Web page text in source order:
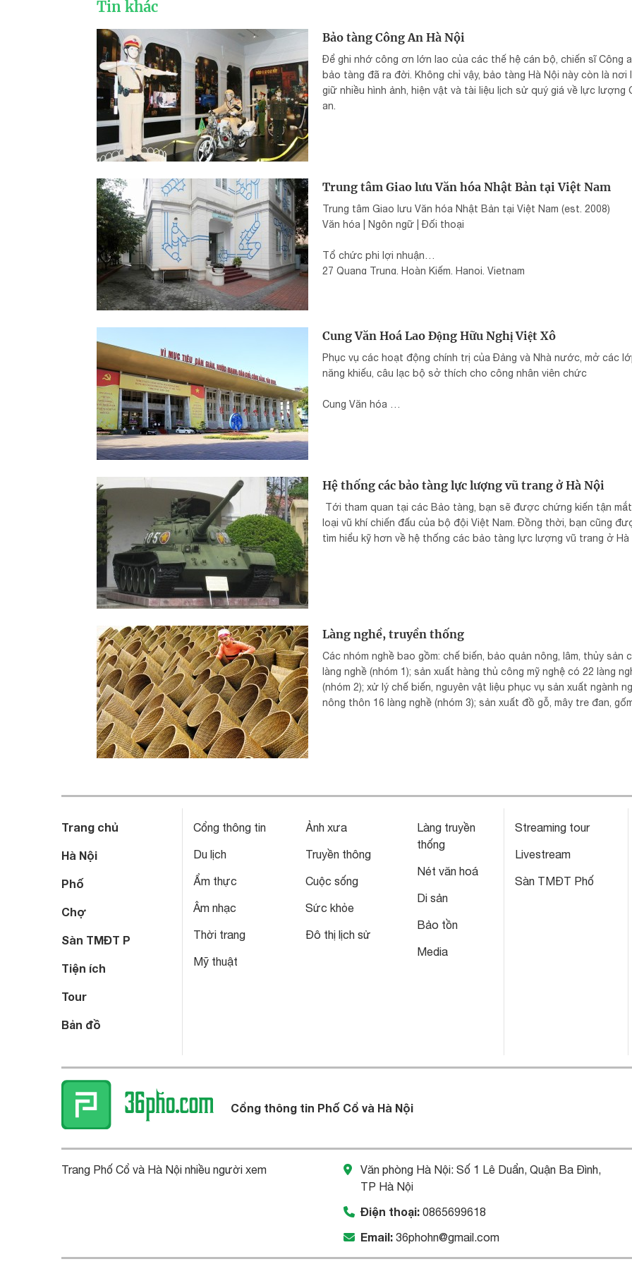
Tin khác
Bảo tàng Công An Hà Nội
Để ghi nhớ công ơn lớn lao của các thế hệ cán bộ, chiến sĩ Công
bảo tàng đã ra đời. Không chỉ vậy, bảo tàng Hà Nội này còn là nơi
giữ nhiều hình ảnh, hiện vật và tài liệu lịch sử quý giá về lực lượng
an.
Trung tâm Giao lưu Văn hóa Nhật Bản tại Việt Nam
Trung tâm Giao lưu Văn hóa Nhật Bản tại Việt Nam (est. 2008)
Văn hóa | Ngôn ngữ | Đối thoại
Tổ chức phi lợi nhuận
27 Quang Trung, Hoàn Kiếm, Hanoi, Vietnam
hn.jpf.go.jp
Cung Văn Hoá Lao Động Hữu Nghị Việt Xô
Phục vụ các hoạt động chính trị của Đảng và Nhà nước, mở các
năng khiếu, câu lạc bộ sở thích cho công nhân viên chức
Cung Văn hóa
Hệ thống các bảo tàng lực lượng vũ trang ở Hà Nội
Tới tham quan tại các Bảo tàng, bạn sẽ được chứng kiến tận
loại vũ khí chiến đấu của bộ đội Việt Nam. Đồng thời, bạn cũng
tìm hiểu kỹ hơn về hệ thống các bảo tàng lực lượng vũ trang ở Hà
Làng nghề, truyền thống
Các nhóm nghề bao gồm: chế biến, bảo quản nông, lâm, thủy sản
làng nghề (nhóm 1); sản xuất hàng thủ công mỹ nghệ có 22 làng
(nhóm 2); xử lý chế biến, nguyên vật liệu phục vụ sản xuất ngành
nông thôn 16 làng nghề (nhóm 3); sản xuất đồ gỗ, mây tre đan, gốm
Trang chủ
Hà Nội
Phố
Chợ
Sàn TMĐT P
Tiện ích
Tour
Bản đồ
Cổng thông tin
Du lịch
Ẩm thực
Âm nhạc
Thời trang
Mỹ thuật
Ảnh xưa
Truyền thông
Cuộc sống
Sức khỏe
Đô thị lịch sử
Làng truyền
thống
Nét văn hoá
Di sản
Bảo tồn
Media
Streaming tour
Livestream
Sàn TMĐT Phố
Cổng thông tin Phố Cổ và Hà Nội
Trang Phố Cổ và Hà Nội nhiều người xem
Văn phòng Hà Nội: Số 1 Lê Duẩn, Quận Ba Đình,
TP Hà Nội
Điện thoại: 0865699618
Email: 36phohn@gmail.com